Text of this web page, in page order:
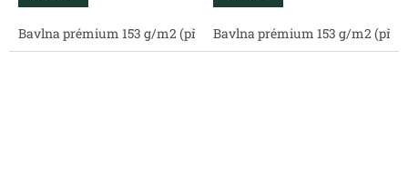
Bavlna prémium 153 g/m2 (přírodní) Bavlněný satén 130 g/
Bavlna prémium 153 g/m2